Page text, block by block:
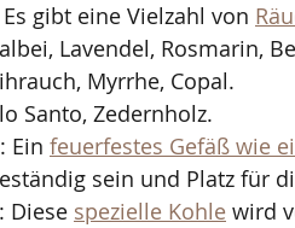
Es gibt eine Vielzahl von
Lavendel, Rosmarin,
Myrrhe, Copal.
Santo, Zedernholz.
: Ein feuerfestes Gefäß wie
sein und Platz für
: Diese spezielle Kohle wird